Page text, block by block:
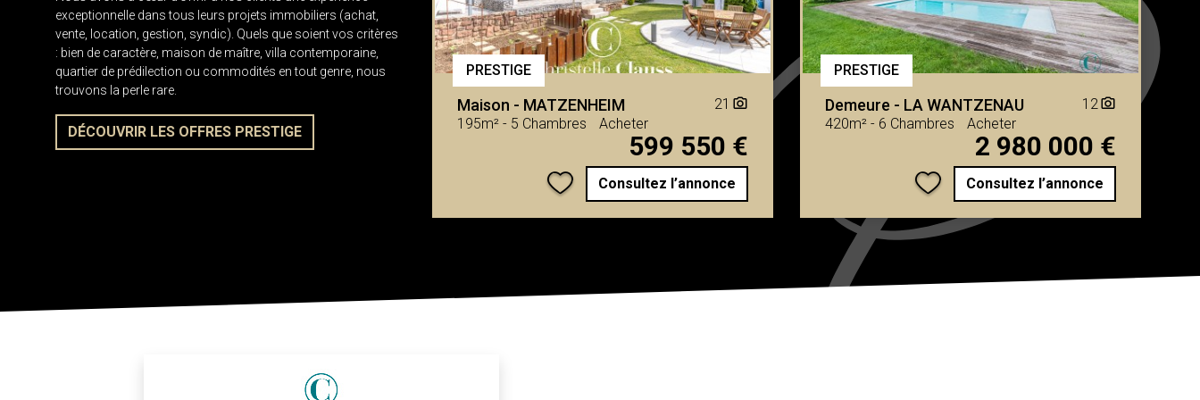
exceptionnelle dans tous leurs projets immobiliers (achat,
vente, location, gestion, syndic). Quels que soient vos critères
: bien de caractère, maison de maître, villa contemporaine,
quartier de prédilection ou commodités en tout genre, nous
trouvons la perle rare.
DÉCOUVRIR LES OFFRES PRESTIGE
PRESTIGE
Maison - MATZENHEIM
195m²- 5 Chambres Acheter
21 camera_alt
599 550 €
Consultez l’annonce
PRESTIGE
Demeure - LA WANTZENAU
420m²- 6 Chambres Acheter
12camera_alt
2 980 000 €
Consultez l’annonce